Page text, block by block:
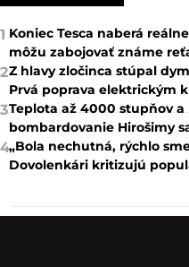
1 Koniec Tesca naberá
môžu zabojovať známe
2Z hlavy zločinca stúpal
Prvá poprava elektrickým
3Teplota až 4000 stupňov
bombardovanie Hirošimy
4„Bola nechutná, rýchlo
Dovolenkári kritizujú